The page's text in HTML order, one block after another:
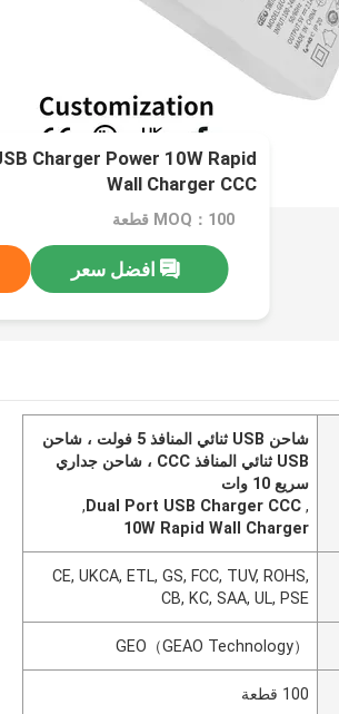
Charger Power 10W Rapid
Wall Charger CCC
MOQ：100 قطعة
افضل سعر
شاحن USB ثنائي المنافذ 5 فولت ، شاحن
USB ثنائي المنافذ CCC ، شاحن جداري
سريع 10 وات
,
Dual Port USB Charger CCC
,
10W Rapid Wall Charger
CE, UKCA, ETL, GS, FCC, TUV, ROHS,
CB, KC, SAA, UL, PSE
GEO（GEAO Technology）
100 قطعة